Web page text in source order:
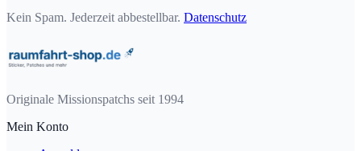
Kein Spam. Jederzeit abbestellbar. Datenschutz
Originale Missionspatchs seit 1994
Mein Konto